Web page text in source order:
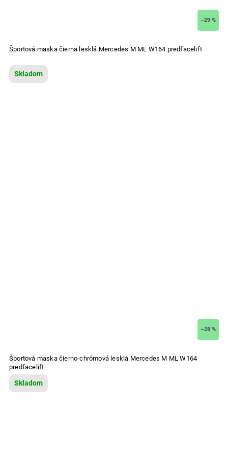
–29 %
Športová maska čierna lesklá Mercedes M ML W164 predfacelift
Skladom
–28 %
Športová maska čierno-chrómová lesklá Mercedes M ML W164
predfacelift
Skladom